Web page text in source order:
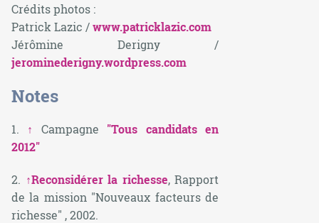
Crédits photos :
Patrick Lazic /www.patricklazic.com
Jérômine Derigny /
jerominederigny.wordpress.com
Notes
1. ↑ Campagne "Tous candidats en
2012"
2. ↑Reconsidérer la richesse, Rapport
de la mission "Nouveaux facteurs de
richesse" , 2002.